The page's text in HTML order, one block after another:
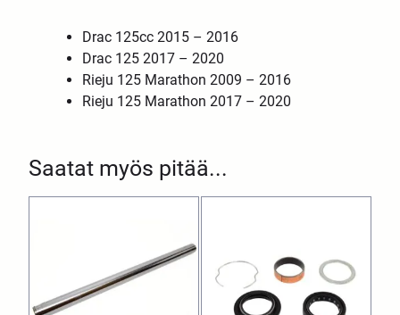
Saatat myös pitää...
Drac 125cc 2015 – 2016
Drac 125 2017 – 2020
Rieju 125 Marathon 2009 – 2016
Rieju 125 Marathon 2017 – 2020